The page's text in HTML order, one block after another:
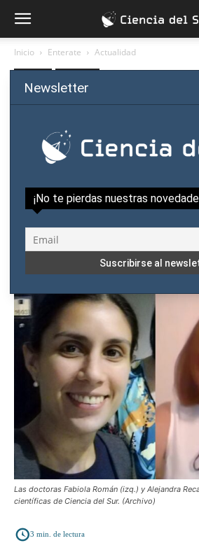
Inicio Enterate Actualidad
Destacan a
Paraguay por sus
divulgación
Las doctoras Fabiola Román (izq.) y Alejandra
científicas de Ciencia del Sur. (Archivo)
3 min. de lectura
Newsletter
¡No te pierdas nuestras